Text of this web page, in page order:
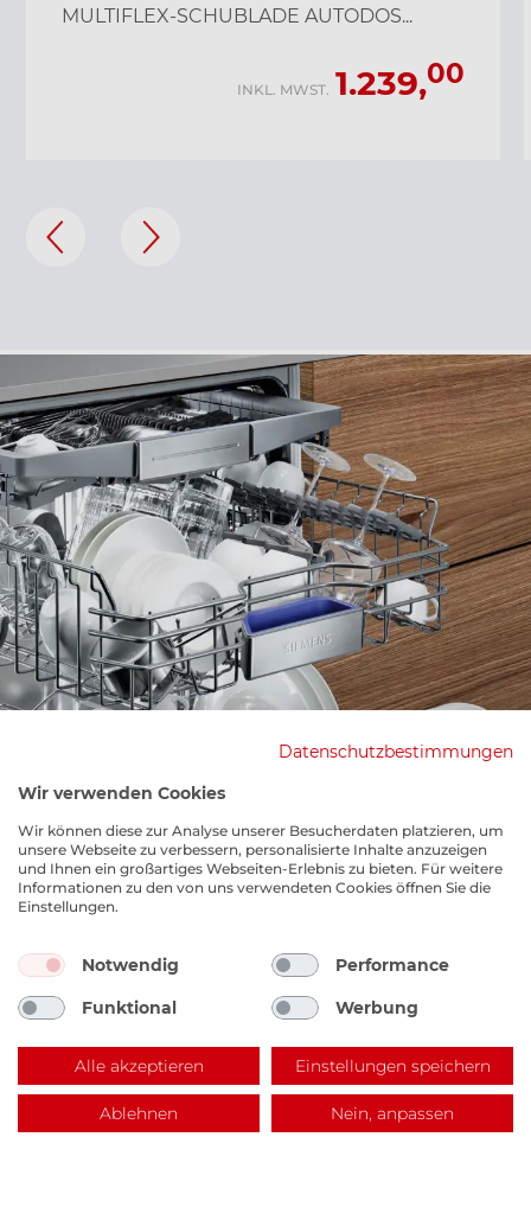
MULTIFLEX-SCHUBLADE AUTODOS...
INKL. MWST. 1.239,00
EKM Lagerverkauf
Benzstraße 14, 67141 Neuhofen
Datenschutzbestimmungen
Wir verwenden Cookies
Wir können diese zur Analyse unserer Besucherdaten platzieren, um
unsere Webseite zu verbessern, personalisierte Inhalte anzuzeigen
und Ihnen ein großartiges Webseiten-Erlebnis zu bieten. Für weitere
Informationen zu den von uns verwendeten Cookies öffnen Sie die
Einstellungen.
Notwendig Performance
Funktional Werbung
Alle akzeptieren Einstellungen speichern
Ablehnen Nein, anpassen